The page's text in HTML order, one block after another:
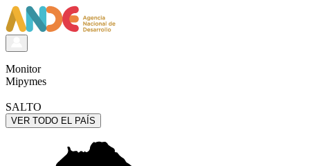
Monitor
Mipymes
SALTO